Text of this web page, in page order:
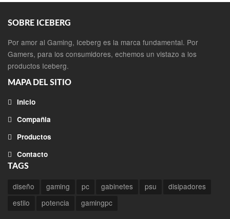
SOBRE ICEBERG
Por amor al Gaming, Iceberg es la marca fundamental. Por
Gamers, para los consumidores, echemos un vistazo a los
productos Iceberg.
MAPA DEL SITIO
Inicio
Compañia
Productos
Contacto
TAGS
diseño gaming pc gabinetes psu
disipadores
estilo
potencia gamingpc